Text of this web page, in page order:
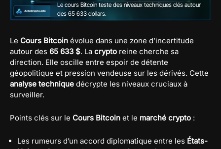
Le cours Bitcoin teste des niveaux techniques clés autour
des 65 633 dollars.
Le Cours Bitcoin évolue dans une zone d’incertitude
autour des 65 633 $. La crypto reine cherche sa
direction. Elle oscille entre espoir de détente
géopolitique et pression vendeuse sur les dérivés. Cette
analyse technique décrypte les niveaux cruciaux à
surveiller.
Points clés sur le Cours Bitcoin et le marché crypto :
Les rumeurs d’un accord diplomatique entre les États-